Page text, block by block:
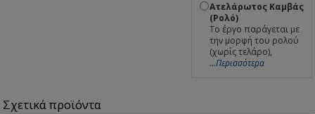
Ατελάρωτος Καμβάς
(Ρολό)
Το έργο παράγεται με
την μορφή του ρολού
(χωρίς τελάρο),
...Περισσότερα
Σχετικά προϊόντα